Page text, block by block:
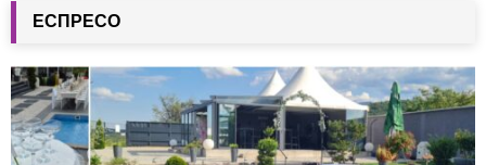
ЕСПРЕСО